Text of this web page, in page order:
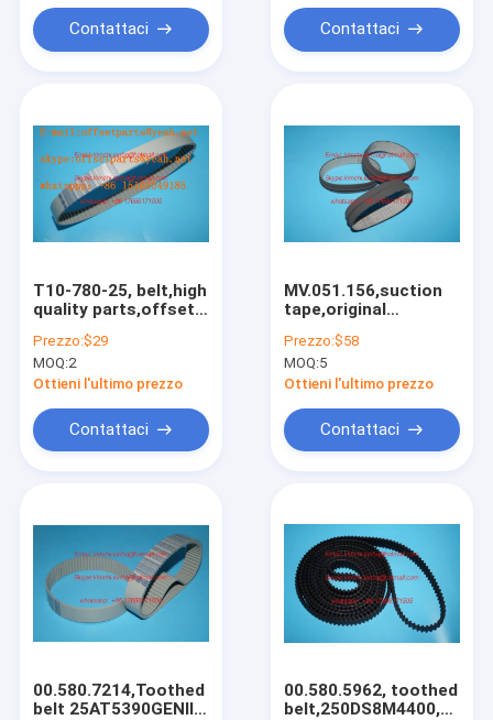
Contattaci Contattaci
T10-780-25, belt,high
quality parts,offset
belt
Prezzo:$29
MOQ:2
Ottieni l'ultimo prezzo
Contattaci
MV.051.156,suction
tape,original
parts for offset
printing machines
Prezzo:$58
MOQ:5
Ottieni l'ultimo prezzo
Contattaci
00.580.7214,Toothed
belt 25AT5390GENIII,
00.580.5962, toothed
belt,250DS8M4400,High